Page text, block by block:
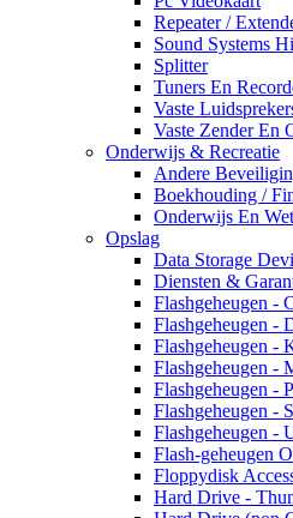
Repeater /
Sound Systems
Splitter
Tuners En
Vaste
Vaste Zender En
Onderwijs & Recreatie
Andere
Boekhouding /
Onderwijs En
Opslag
Data Storage
Diensten &
Flashgeheugen -
Flashgeheugen -
Flashgeheugen -
Flashgeheugen -
Flashgeheugen -
Flashgeheugen -
Flashgeheugen -
Flash-geheugen
Floppydisk
Hard Drive -